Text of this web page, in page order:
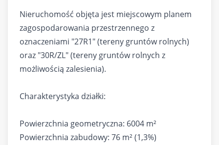
Nieruchomość objęta jest miejscowym planem
zagospodarowania przestrzennego z
oznaczeniami "27R1" (tereny gruntów rolnych)
oraz "30R/ZL" (tereny gruntów rolnych z
możliwością zalesienia).
Charakterystyka działki:
Powierzchnia geometryczna: 6004 m²
Powierzchnia zabudowy: 76 m² (1,3%)